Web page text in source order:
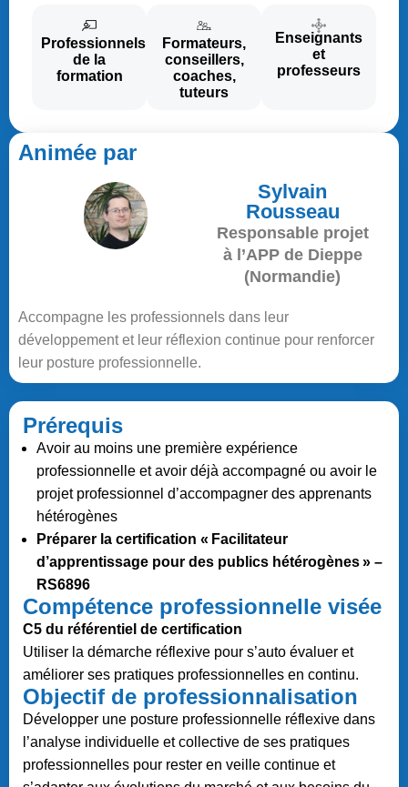
Professionnels
de la
formation
Formateurs,
conseillers,
coaches,
tuteurs
Enseignants
et
professeurs
Animée par
Sylvain
Rousseau
Responsable projet
à l’APP de Dieppe
(Normandie)
Accompagne les professionnels dans leur
développement et leur réflexion continue pour renforcer
leur posture professionnelle.
Prérequis
Avoir au moins une première expérience
professionnelle et avoir déjà accompagné ou avoir le
projet professionnel d’accompagner des apprenants
hétérogènes
Préparer la certification « Facilitateur
d’apprentissage pour des publics hétérogènes » –
RS6896
Compétence professionnelle visée
C5 du référentiel de certification
Utiliser la démarche réflexive pour s’auto évaluer et
améliorer ses pratiques professionnelles en continu.
Objectif de professionnalisation
Développer une posture professionnelle réflexive dans
l’analyse individuelle et collective de ses pratiques
professionnelles pour rester en veille continue et